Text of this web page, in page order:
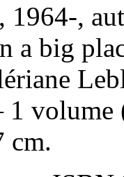
1964-,
a big
volume
cm.